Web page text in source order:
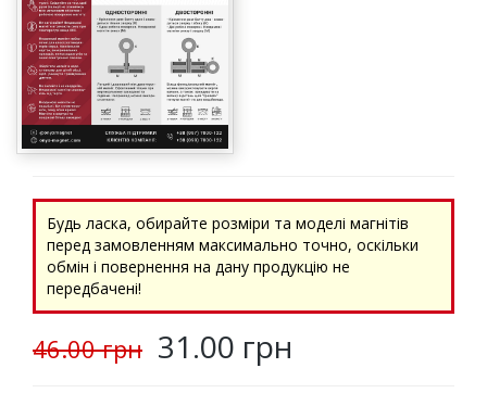
Будь ласка, обирайте розміри та моделі магнітів
перед замовленням максимально точно, оскільки
обмін і повернення на дану продукцію не
передбачені!
46.00 грн 31.00 грн